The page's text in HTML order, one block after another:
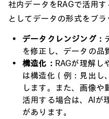
社内データをRAGで活用
としてデータの形式をブラ
データクレンジング：
を修正し、データの品
構造化： RAGが理解し
は構造化（例：見出し
します。また、画像や
活用する場合は、AIが
があります。